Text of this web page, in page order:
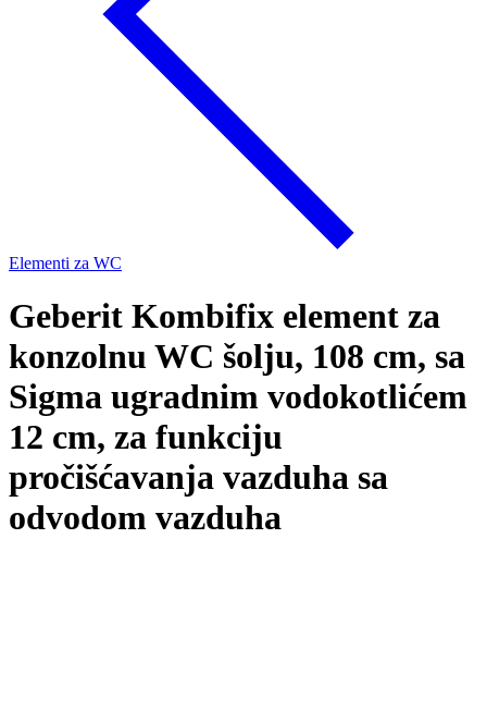
Elementi za WC
Geberit Kombifix element za
konzolnu WC šolju, 108 cm, sa
Sigma ugradnim vodokotlićem
12 cm, za funkciju
pročišćavanja vazduha sa
odvodom vazduha